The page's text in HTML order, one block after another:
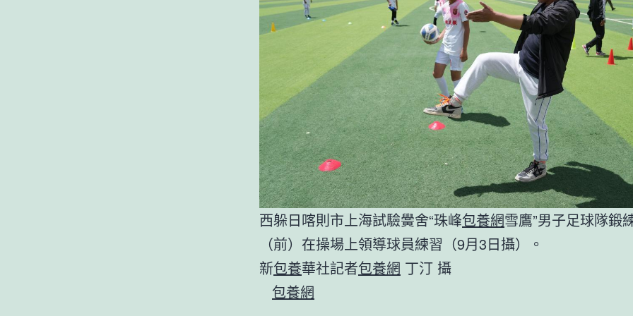
西躲日喀則市上海試驗黌舍“珠峰包養網雪鷹”男子足球隊鍛
（前）在操場上領導球員練習（9月3日攝）。
新包養華社記者包養網 丁汀 攝
包養網